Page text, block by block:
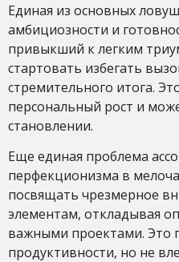
Единая из основных
амбициозности и
привыкший к легким
стартовать избегать
стремительного итога.
персональный рост и
становлении.
Еще единая проблема
перфекционизма в
посвящать чрезмерное
элементам, откладывая
важными проектами. Это
продуктивности, но не